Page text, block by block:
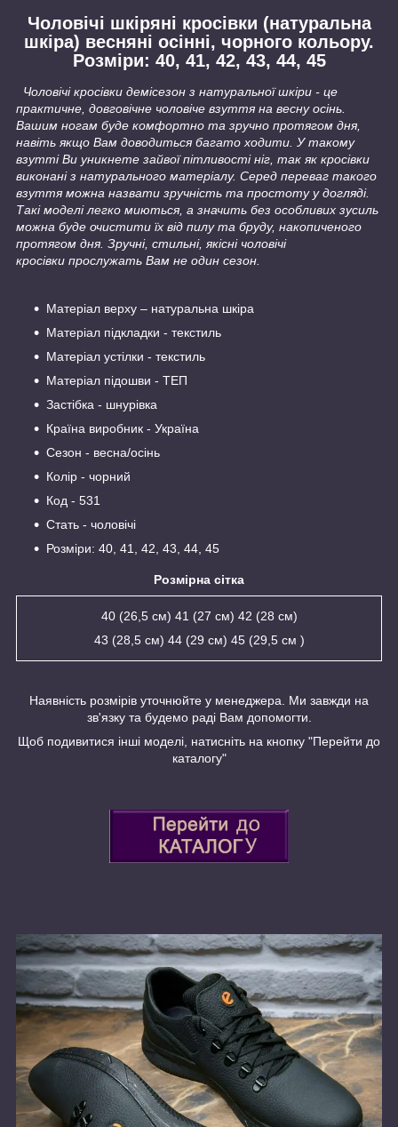
Чоловічі шкіряні кросівки (натуральна
шкіра) весняні осінні, чорного кольору.
Розміри: 40, 41, 42, 43, 44, 45
Чоловічі кросівки демісезон з натуральної шкіри - це
практичне, довговічне чоловіче взуття на весну осінь.
Вашим ногам буде комфортно та зручно протягом дня,
навіть якщо Вам доводиться багато ходити. У такому
взутті Ви уникнете зайвої пітливості ніг, так як кросівки
виконані з натурального матеріалу. Серед переваг такого
взуття можна назвати зручність та простоту у догляді.
Такі моделі легко миються, а значить без особливих зусиль
можна буде очистити їх від пилу та бруду, накопиченого
протягом дня. Зручні, стильні, якісні чоловічі
кросівки прослужать Вам не один сезон.
Матеріал верху – натуральна шкіра
Матеріал підкладки - текстиль
Матеріал устілки - текстиль
Матеріал підошви - ТЕП
Застібка - шнурівка
Країна виробник - Україна
Сезон - весна/осінь
Колір - чорний
Код - 531
Стать - чоловічі
Розміри: 40, 41, 42, 43, 44, 45
Розмірна сітка
40 (26,5 см) 41 (27 см) 42 (28 см)
43 (28,5 см) 44 (29 см) 45 (29,5 см )
Наявність розмірів уточнюйте у менеджера. Ми завжди на
зв'язку та будемо раді Вам допомогти.
Щоб подивитися інші моделі, натисніть на кнопку "Перейти до
каталогу"